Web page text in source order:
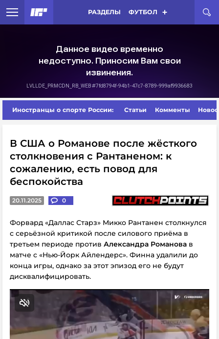
РАЗДЕЛЫ ФУТБОЛ
Иностранцы о спорте России: Статьи Комменты
В США о Романове после жёсткого
столкновения с Рантаненом: к
сожалению, есть повод для
беспокойства
20.11.2025 0
Форвард «Даллас Старз» Микко Рантанен столкнулся
с серьёзной критикой после силового приёма в
третьем периоде против Александра Романова в
матче с «Нью-Йорк Айлендерс». Финна удалили до
конца игры, однако за этот эпизод его не будут
дисквалифицировать.